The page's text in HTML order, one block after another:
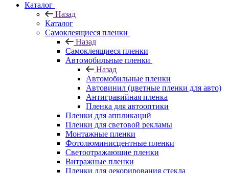
Каталог
Назад
Каталог
Самоклеящиеся пленки
Назад
Самоклеящиеся пленки
Автомобильные пленки
Назад
Автомобильные пленки
Автовинил (цветные пленки для авто)
Антигравийная пленка
Пленка для автооптики
Пленки для аппликаций
Пленки для световой рекламы
Монтажные пленки
Фотолюминисцентные пленки
Светоотражающие пленки
Витражные пленки
Пленки для декорирования стекла